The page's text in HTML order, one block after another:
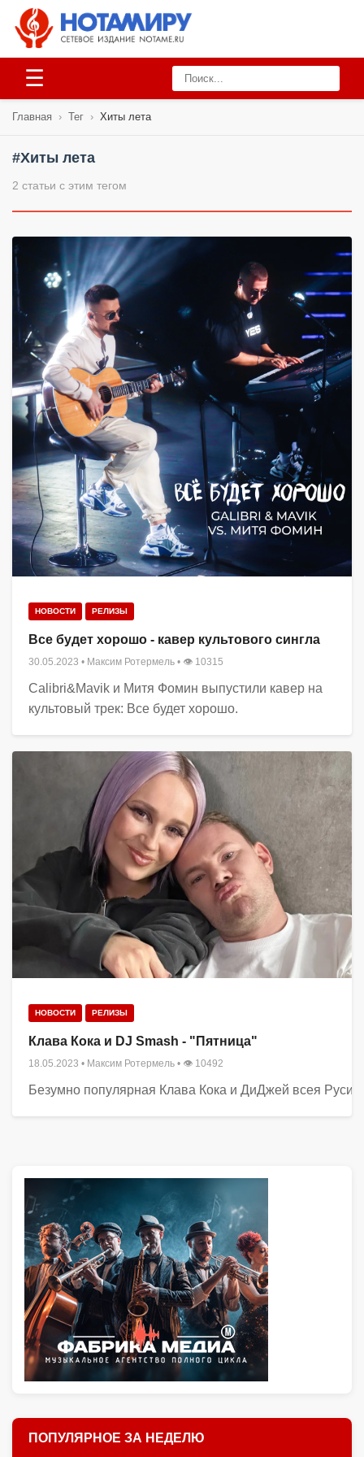
☰
Главная › Тег › Хиты лета
#Хиты лета
2 статьи с этим тегом
НОВОСТИ РЕЛИЗЫ
Все будет хорошо - кавер культового сингла
30.05.2023 • Максим Ротермель • 👁 10315
Calibri&Mavik и Митя Фомин выпустили кавер на
культовый трек: Все будет хорошо.
НОВОСТИ РЕЛИЗЫ
Клава Кока и DJ Smash - "Пятница"
18.05.2023 • Максим Ротермель • 👁 10492
Безумно популярная Клава Кока и ДиДжей всея Руси
ПОПУЛЯРНОЕ ЗА НЕДЕЛЮ